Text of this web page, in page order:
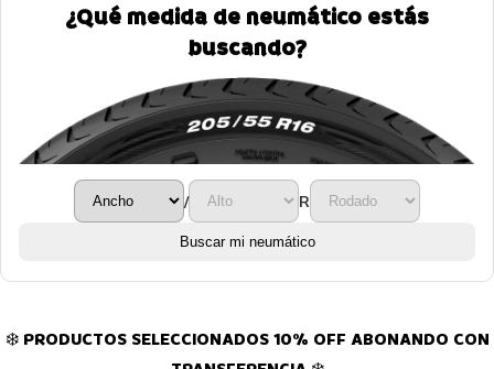
¿Qué medida de neumático estás
buscando?
/ R
Buscar mi neumático
❄️ PRODUCTOS SELECCIONADOS 10% OFF ABONANDO CON